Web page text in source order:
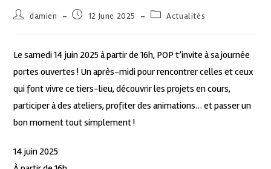
damien 12 June 2025 Actualités
Le samedi 14 juin 2025 à partir de 16h, POP t’invite à sa journée
portes ouvertes ! Un après-midi pour rencontrer celles et ceux
qui font vivre ce tiers-lieu, découvrir les projets en cours,
participer à des ateliers, profiter des animations… et passer un
bon moment tout simplement !
14 juin 2025